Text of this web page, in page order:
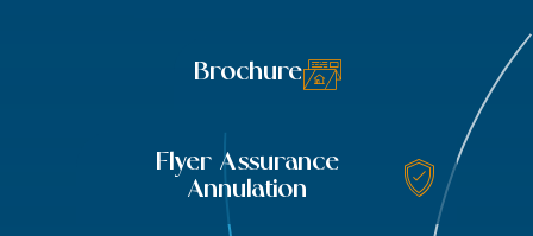
Brochure
Flyer Assurance
Annulation